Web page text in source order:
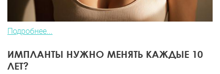
Подробнее...
ИМПЛАНТЫ НУЖНО МЕНЯТЬ КАЖДЫЕ 10
ЛЕТ?